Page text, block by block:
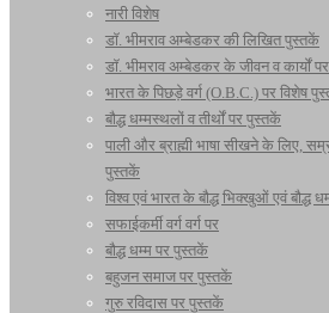
नारी विशेष
डॉ. भीमराव अम्बेडकर की लिखित पुस्तकें
डॉ. भीमराव अम्बेडकर के जीवन व कार्यों
भारत के पिछड़े वर्ग (O.B.C.) पर विशेष
बौद्ध धम्मस्थलों व तीर्थों पर पुस्तकें
पाली और ब्राह्मी भाषा सीखने के लिए,
पुस्तकें
विश्व एवं भारत के बौद्ध भिक्खुओं एवं बौद्ध
सफाईकर्मी वर्ग वर्ग पर
बौद्ध धम्म पर पुस्तकें
बहुजन समाज पर पुस्तकें
गुरु रविदास पर पुस्तकें